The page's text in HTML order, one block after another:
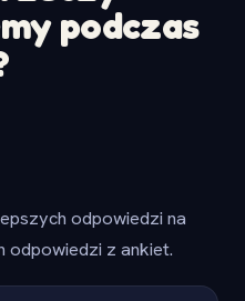
podczas
odpowiedzi na
odpowiedzi z ankiet.